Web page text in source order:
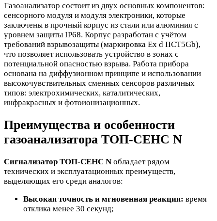
Газоанализатор состоит из двух основных компонентов:
сенсорного модуля и модуля электроники, которые
заключены в прочный корпус из стали или алюминия с
уровнем защиты IP68. Корпус разработан с учётом
требований взрывозащиты (маркировка Ex d IICT5Gb),
что позволяет использовать устройство в зонах с
потенциальной опасностью взрыва. Работа прибора
основана на диффузионном принципе и использовании
высокочувствительных сменных сенсоров различных
типов: электрохимических, каталитических,
инфракрасных и фотоионизационных.
Преимущества и особенности
газоанализатора ТОП-СЕНС N
Сигнализатор ТОП-СЕНС N обладает рядом
технических и эксплуатационных преимуществ,
выделяющих его среди аналогов:
Высокая точность и мгновенная реакция: время
отклика менее 30 секунд;